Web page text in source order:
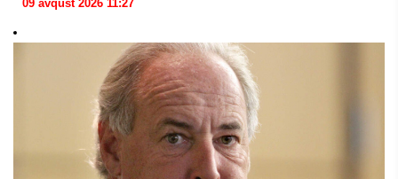
09 avqust 2026 11:27